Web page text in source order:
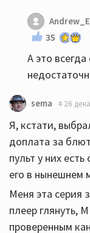
Andrew_E
35
А это
sema 26
Я, кстати,
доплата за
пульт у них
его в нынешнем
Меня эта серия
плеер глянуть,
проверенным